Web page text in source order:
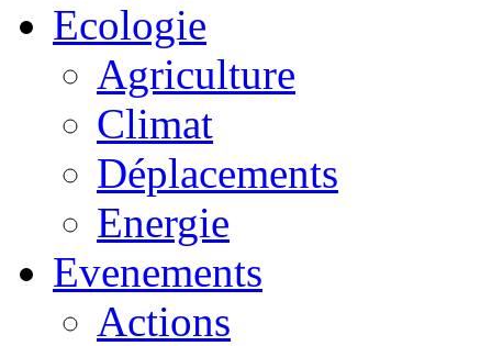
Ecologie
Agriculture
Climat
Déplacements
Energie
Evenements
Actions